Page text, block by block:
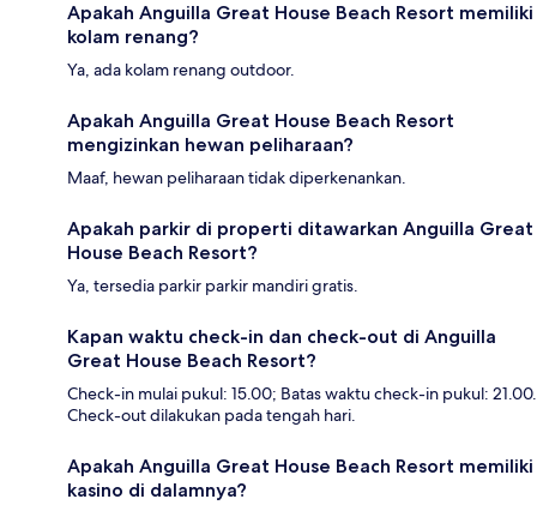
Apakah Anguilla Great House Beach Resort memiliki
kolam renang?
Ya, ada kolam renang outdoor.
Apakah Anguilla Great House Beach Resort
mengizinkan hewan peliharaan?
Maaf, hewan peliharaan tidak diperkenankan.
Apakah parkir di properti ditawarkan Anguilla Great
House Beach Resort?
Ya, tersedia parkir parkir mandiri gratis.
Kapan waktu check-in dan check-out di Anguilla
Great House Beach Resort?
Check-in mulai pukul: 15.00; Batas waktu check-in pukul: 21.00.
Check-out dilakukan pada tengah hari.
Apakah Anguilla Great House Beach Resort memiliki
kasino di dalamnya?